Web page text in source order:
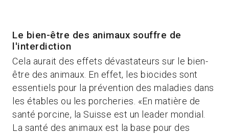
Le bien-être des animaux souffre de
l'interdiction
Cela aurait des effets dévastateurs sur le bien-
être des animaux. En effet, les biocides sont
essentiels pour la prévention des maladies dans
les étables ou les porcheries. «En matière de
santé porcine, la Suisse est un leader mondial.
La santé des animaux est la base pour des